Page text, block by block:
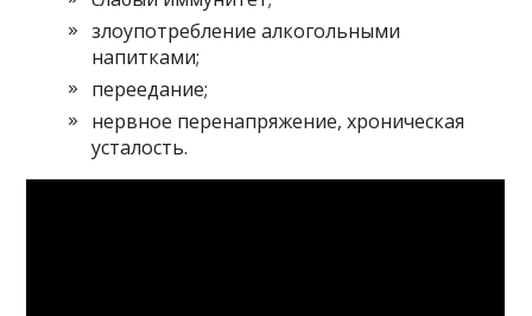
злоупотребление алкогольными
напитками;
переедание;
нервное перенапряжение, хроническая
усталость.